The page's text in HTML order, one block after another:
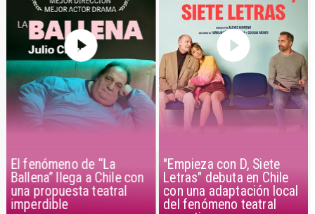
"Empieza con D, Siete
Letras" debuta en Chile
con una adaptación local
del fenómeno teatral
El fenómeno de “La
Ballena” llega a Chile con
una propuesta teatral
imperdible